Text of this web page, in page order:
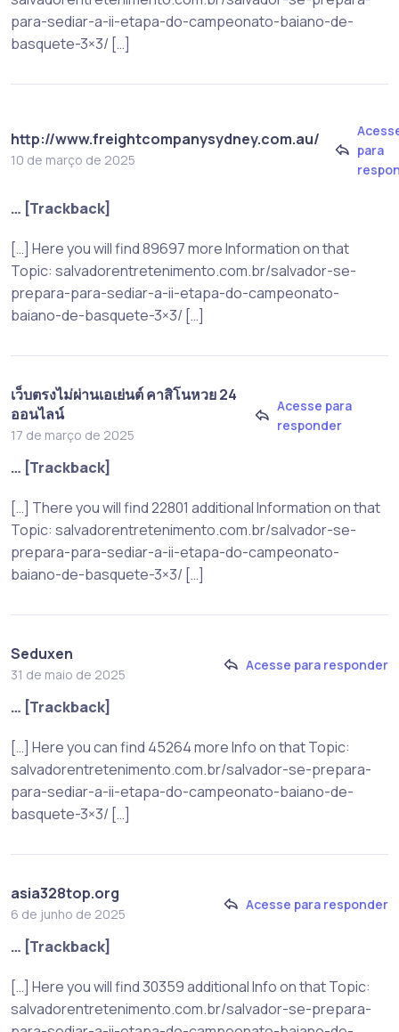
para-sediar-a-ii-etapa-do-campeonato-baiano-de-
basquete-3×3/ […]
http://www.freightcompanysydney.com.au/
10 de março de 2025
para
… [Trackback]
[…] Here you will find 89697 more Information on that
Topic: salvadorentretenimento.com.br/salvador-se-
prepara-para-sediar-a-ii-etapa-do-campeonato-
baiano-de-basquete-3×3/ […]
เว็บตรงไม่ผ่านเอเย่นต์ คาสิโนหวย 24
ออนไลน์
17 de março de 2025
Acesse para
responder
… [Trackback]
[…] There you will find 22801 additional Information on that
Topic: salvadorentretenimento.com.br/salvador-se-
prepara-para-sediar-a-ii-etapa-do-campeonato-
baiano-de-basquete-3×3/ […]
Seduxen
31 de maio de 2025
Acesse para responder
… [Trackback]
[…] Here you can find 45264 more Info on that Topic:
salvadorentretenimento.com.br/salvador-se-prepara-
para-sediar-a-ii-etapa-do-campeonato-baiano-de-
basquete-3×3/ […]
asia328top.org
6 de junho de 2025
Acesse para responder
… [Trackback]
[…] Here you will find 30359 additional Info on that Topic:
salvadorentretenimento.com.br/salvador-se-prepara-